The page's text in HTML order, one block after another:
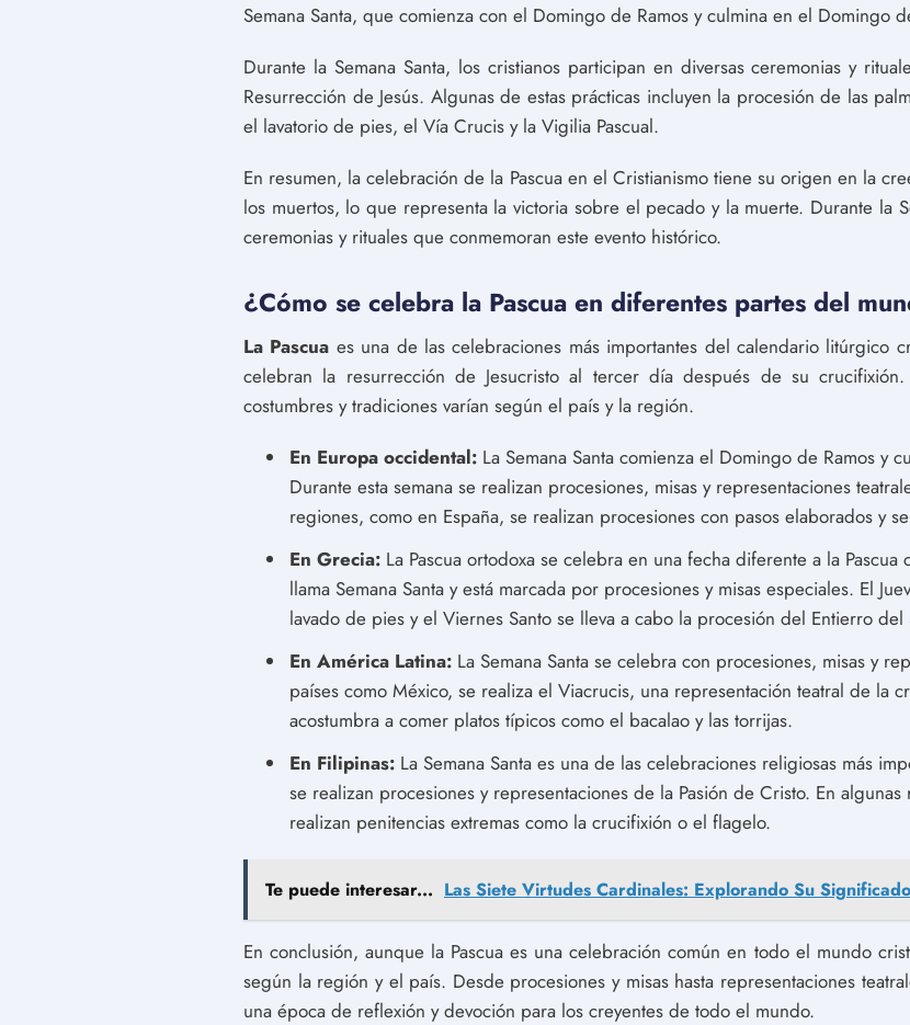
Semana Santa, que comienza con el Domingo de Ramos y culmina en el Domingo
Durante la Semana Santa, los cristianos participan en diversas ceremonias y
Resurrección de Jesús. Algunas de estas prácticas incluyen la procesión de las
el lavatorio de pies, el Vía Crucis y la Vigilia Pascual.
En resumen, la celebración de la Pascua en el Cristianismo tiene su origen en la
los muertos, lo que representa la victoria sobre el pecado y la muerte. Durante la
ceremonias y rituales que conmemoran este evento histórico.
¿Cómo se celebra la Pascua en diferentes partes del
La Pascua es una de las celebraciones más importantes del calendario litúrgico
celebran la resurrección de Jesucristo al tercer día después de su
costumbres y tradiciones varían según el país y la región.
En Europa occidental: La Semana Santa comienza el Domingo de Ramos y
Durante esta semana se realizan procesiones, misas y representaciones
regiones, como en España, se realizan procesiones con pasos elaborados y
En Grecia: La Pascua ortodoxa se celebra en una fecha diferente a la Pascua
llama Semana Santa y está marcada por procesiones y misas especiales. El
lavado de pies y el Viernes Santo se lleva a cabo la procesión del Entierro del
En América Latina: La Semana Santa se celebra con procesiones, misas y
países como México, se realiza el Viacrucis, una representación teatral de la
acostumbra a comer platos típicos como el bacalao y las torrijas.
En Filipinas: La Semana Santa es una de las celebraciones religiosas más
se realizan procesiones y representaciones de la Pasión de Cristo. En
realizan penitencias extremas como la crucifixión o el flagelo.
Te puede interesar... Las Siete Virtudes Cardinales: Explorando Su
En conclusión, aunque la Pascua es una celebración común en todo el mundo
según la región y el país. Desde procesiones y misas hasta representaciones
una época de reflexión y devoción para los creyentes de todo el mundo.